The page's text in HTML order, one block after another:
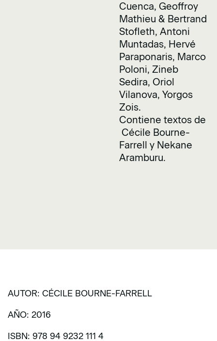
Cuenca, Geoffroy
Mathieu & Bertrand
Stofleth, Antoni
Muntadas, Hervé
Paraponaris, Marco
Poloni, Zineb
Sedira, Oriol
Vilanova, Yorgos
Zois.
Contiene textos de
Cécile Bourne-
Farrell y Nekane
Aramburu.
AUTOR: CÉCILE BOURNE-FARRELL
AÑO: 2016
ISBN: 978 94 9232 111 4